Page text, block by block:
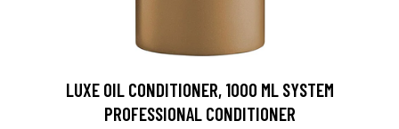
LUXE OIL CONDITIONER, 1000 ML SYSTEM
PROFESSIONAL CONDITIONER